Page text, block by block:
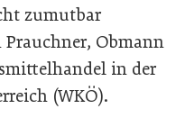
zumutbar
Prauchner, Obmann
in der
(WKÖ).